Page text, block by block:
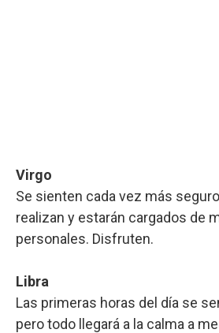
Virgo
Se sienten cada vez más
realizan y estarán cargados de
personales. Disfruten.
Libra
Las primeras horas del día se
pero todo llegará a la calma a